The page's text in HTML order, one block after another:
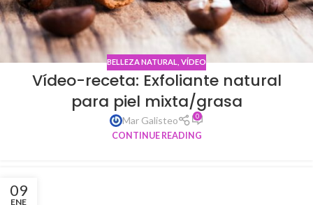
BELLEZA NATURAL VÍDEO
Vídeo-receta: Exfoliante natural
para piel mixta/grasa
Mar Galisteo 0
CONTINUE READING
09
ENE